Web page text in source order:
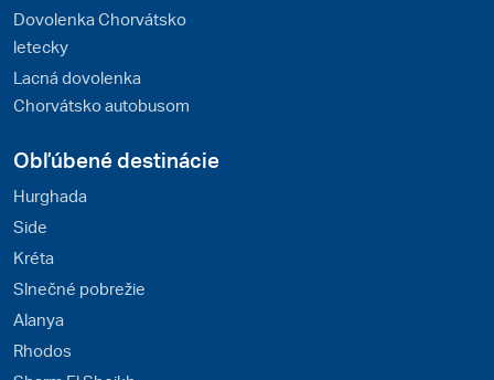
Dovolenka Chorvátsko
letecky
Lacná dovolenka
Chorvátsko autobusom
Obľúbené destinácie
Hurghada
Side
Kréta
Slnečné pobrežie
Alanya
Rhodos